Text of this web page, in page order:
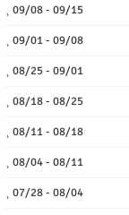
09/08 - 09/15
09/01 - 09/08
08/25 - 09/01
08/18 - 08/25
08/11 - 08/18
08/04 - 08/11
07/28 - 08/04